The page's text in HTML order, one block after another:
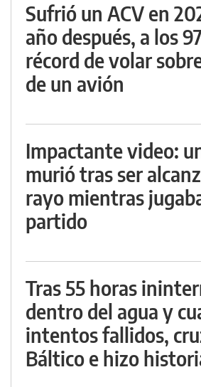
Sufrió un ACV en
año después, a los
récord de volar
de un avión
Impactante video:
murió tras ser
rayo mientras
partido
Tras 55 horas
dentro del agua y
intentos fallidos,
Báltico e hizo